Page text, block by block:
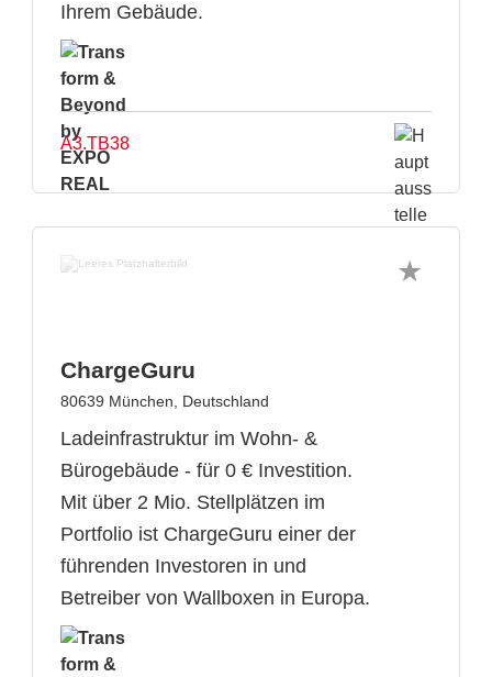
Ihrem Gebäude.
A3.TB38
ChargeGuru
80639 München, Deutschland
Ladeinfrastruktur im Wohn- &
Bürogebäude - für 0 € Investition.
Mit über 2 Mio. Stellplätzen im
Portfolio ist ChargeGuru einer der
führenden Investoren in und
Betreiber von Wallboxen in Europa.